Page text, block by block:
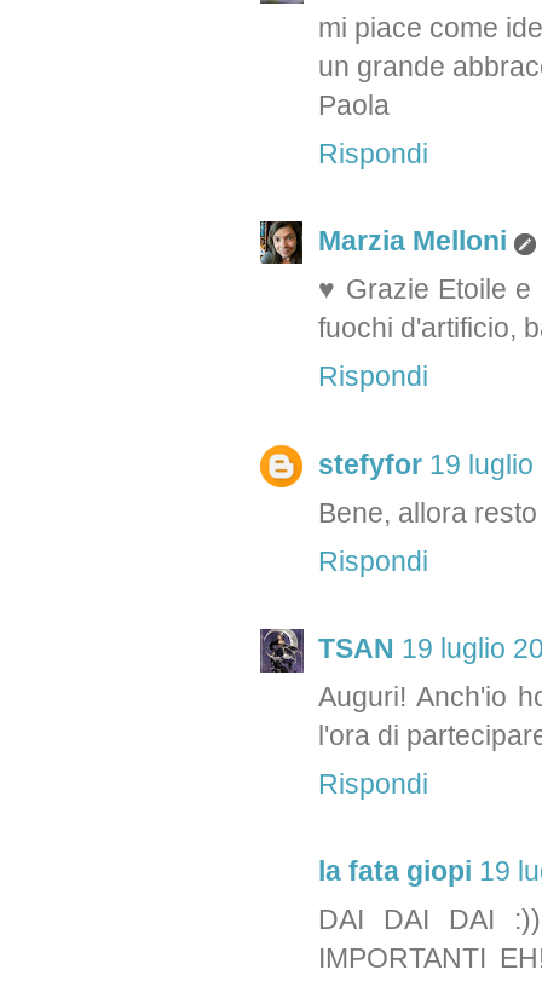
mi piace come
un grande
Paola
Rispondi
Marzia Melloni
♥ Grazie Etoile e
fuochi d'artificio,
Rispondi
stefyfor 19 luglio
Bene, allora
Rispondi
TSAN 19 luglio
Auguri! Anch'io
l'ora di
Rispondi
la fata giopi 19
DAI DAI DAI
IMPORTANTI